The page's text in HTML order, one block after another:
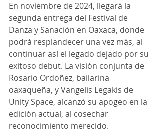
En noviembre de 2024, llegará la
segunda entrega del Festival de
Danza y Sanación en Oaxaca, donde
podrá resplandecer una vez más, al
continuar así el legado dejado por su
exitoso debut. La visión conjunta de
Rosario Ordoñez, bailarina
oaxaqueña, y Vangelis Legakis de
Unity Space, alcanzó su apogeo en la
edición actual, al cosechar
reconocimiento merecido.